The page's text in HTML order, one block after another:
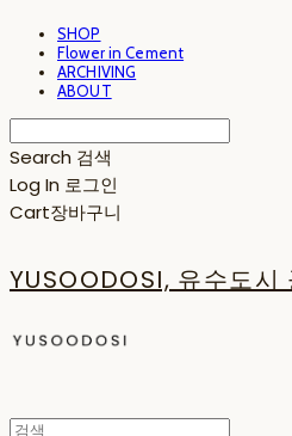
SHOP
Flower in Cement
ARCHIVING
ABOUT
Search 검색
Log In 로그인
Cart장바구니
YUSOODOSI, 유수도시